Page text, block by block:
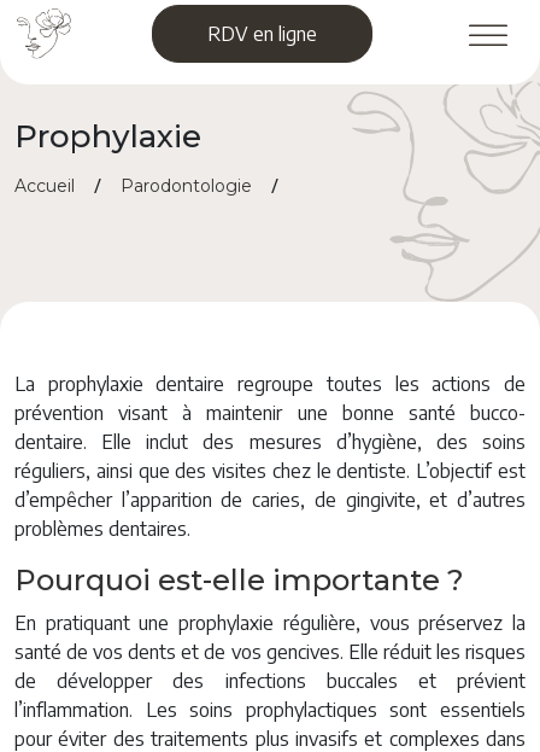
Skip
RDV en ligne
Prophylaxie
Accueil / Parodontologie /
La prophylaxie dentaire regroupe toutes les actions de
prévention visant à maintenir une bonne santé bucco-
dentaire. Elle inclut des mesures d’hygiène, des soins
réguliers, ainsi que des visites chez le dentiste. L’objectif est
d’empêcher l’apparition de caries, de gingivite, et d’autres
problèmes dentaires.
Pourquoi est-elle importante ?
En pratiquant une prophylaxie régulière, vous préservez la
santé de vos dents et de vos gencives. Elle réduit les risques
de développer des infections buccales et prévient
l’inflammation. Les soins prophylactiques sont essentiels
pour éviter des traitements plus invasifs et complexes dans